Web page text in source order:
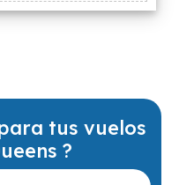
tus vuelos
?